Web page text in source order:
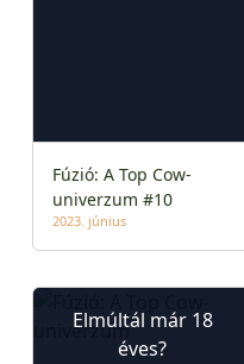
Fúzió: A Top Cow-
univerzum #10
2023. június
Elmúltál már 18
éves?